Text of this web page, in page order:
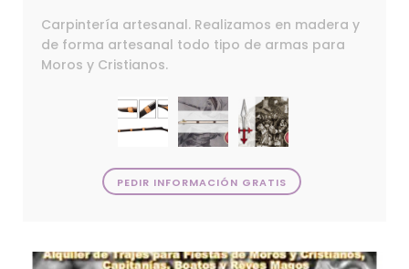
Carpintería artesanal. Realizamos en madera y
de forma artesanal todo tipo de armas para
Moros y Cristianos.
PEDIR INFORMACIÓN GRATIS